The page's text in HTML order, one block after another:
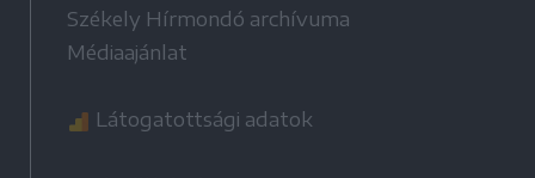
Székely Hírmondó archívuma
Médiaajánlat
Látogatottsági adatok